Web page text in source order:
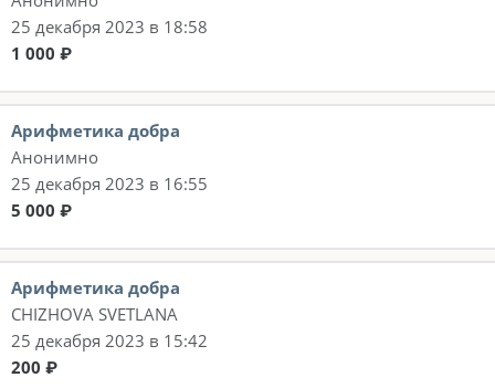
25 декабря 2023 в 18:58
1 000 ₽
Арифметика добра
Анонимно
25 декабря 2023 в 16:55
5 000 ₽
Арифметика добра
CHIZHOVA SVETLANA
25 декабря 2023 в 15:42
200 ₽